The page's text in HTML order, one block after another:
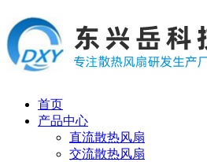
首页
产品中心
直流散热风扇
交流散热风扇